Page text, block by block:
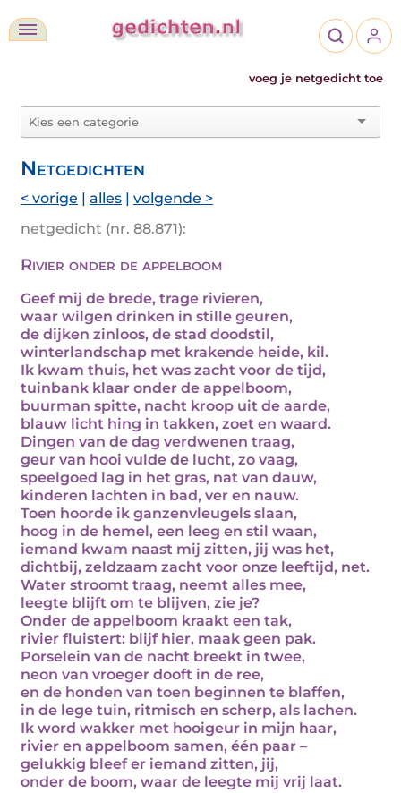
voeg je netgedicht toe
Netgedichten
< vorige | alles | volgende >
netgedicht (nr. 88.871):
Rivier onder de appelboom
Geef mij de brede, trage rivieren,
waar wilgen drinken in stille geuren,
de dijken zinloos, de stad doodstil,
winterlandschap met krakende heide, kil.
Ik kwam thuis, het was zacht voor de tijd,
tuinbank klaar onder de appelboom,
buurman spitte, nacht kroop uit de aarde,
blauw licht hing in takken, zoet en waard.
Dingen van de dag verdwenen traag,
geur van hooi vulde de lucht, zo vaag,
speelgoed lag in het gras, nat van dauw,
kinderen lachten in bad, ver en nauw.
Toen hoorde ik ganzenvleugels slaan,
hoog in de hemel, een leeg en stil waan,
iemand kwam naast mij zitten, jij was het,
dichtbij, zeldzaam zacht voor onze leeftijd, net.
Water stroomt traag, neemt alles mee,
leegte blijft om te blijven, zie je?
Onder de appelboom kraakt een tak,
rivier fluistert: blijf hier, maak geen pak.
Porselein van de nacht breekt in twee,
neon van vroeger dooft in de ree,
en de honden van toen beginnen te blaffen,
in de lege tuin, ritmisch en scherp, als lachen.
Ik word wakker met hooigeur in mijn haar,
rivier en appelboom samen, één paar –
gelukkig bleef er iemand zitten, jij,
onder de boom, waar de leegte mij vrij laat.